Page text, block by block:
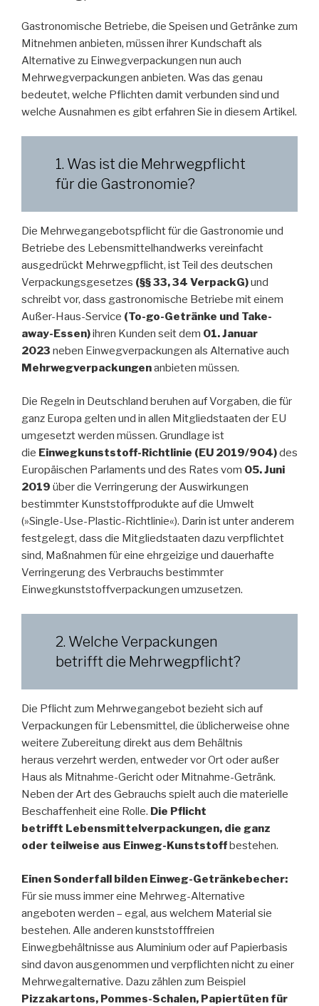
Gastronomische Betriebe, die Speisen und Getränke zum
Mitnehmen anbieten, müssen ihrer Kundschaft als
Alternative zu Einwegverpackungen nun auch
Mehrwegverpackungen anbieten. Was das genau
bedeutet, welche Pflichten damit verbunden sind und
welche Ausnahmen es gibt erfahren Sie in diesem Artikel.
1. Was ist die Mehrwegpflicht
für die Gastronomie?
Die Mehrwegangebotspflicht für die Gastronomie und
Betriebe des Lebensmittelhandwerks vereinfacht
ausgedrückt Mehrwegpflicht, ist Teil des deutschen
Verpackungsgesetzes (§§ 33, 34 VerpackG)und
schreibt vor, dass gastronomische Betriebe mit einem
Außer-Haus-Service (To-go-Getränke und Take-
away-Essen)ihren Kunden seit dem 01. Januar
2023 neben Einwegverpackungen als Alternative auch
Mehrwegverpackungenanbieten müssen.
Die Regeln in Deutschland beruhen auf Vorgaben, die für
ganz Europa gelten und in allen Mitgliedstaaten der EU
umgesetzt werden müssen. Grundlage ist
die Einwegkunststoff-Richtlinie (EU 2019/904)des
Europäischen Parlaments und des Rates vom 05. Juni
2019 über die Verringerung der Auswirkungen
bestimmter Kunststoffprodukte auf die Umwelt
(»Single-Use-Plastic-Richtlinie«). Darin ist unter anderem
festgelegt, dass die Mitgliedstaaten dazu verpflichtet
sind, Maßnahmen für eine ehrgeizige und dauerhafte
Verringerung des Verbrauchs bestimmter
Einwegkunststoffverpackungen umzusetzen.
2. Welche Verpackungen
betrifft die Mehrwegpflicht?
Die Pflicht zum Mehrwegangebot bezieht sich auf
Verpackungen für Lebensmittel, die üblicherweise ohne
weitere Zubereitung direkt aus dem Behältnis
heraus verzehrt werden, entweder vor Ort oder außer
Haus als Mitnahme-Gericht oder Mitnahme-Getränk.
Neben der Art des Gebrauchs spielt auch die materielle
Beschaffenheit eine Rolle. Die Pflicht
betrifft Lebensmittelverpackungen, die ganz
oder teilweise aus Einweg-Kunststoffbestehen.
Einen Sonderfall bilden Einweg-Getränkebecher:
Für sie muss immer eine Mehrweg-Alternative
angeboten werden – egal, aus welchem Material sie
bestehen. Alle anderen kunststofffreien
Einwegbehältnisse aus Aluminium oder auf Papierbasis
sind davon ausgenommen und verpflichten nicht zu einer
Mehrwegalternative. Dazu zählen zum Beispiel
Pizzakartons, Pommes-Schalen, Papiertüten für